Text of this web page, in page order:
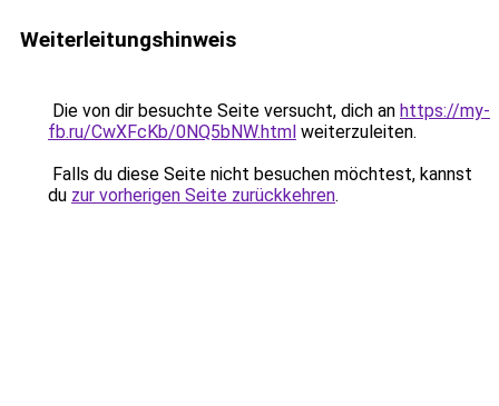
Weiterleitungshinweis
Die von dir besuchte Seite versucht, dich an https://my-
fb.ru/CwXFcKb/0NQ5bNW.html weiterzuleiten.
Falls du diese Seite nicht besuchen möchtest, kannst
du zur vorherigen Seite zurückkehren.